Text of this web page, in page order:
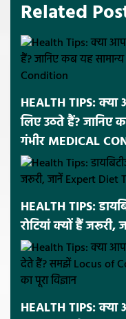
Related
HEALTH TIPS:
लिए उठते हैं? जानिए
गंभीर MEDICAL
HEALTH TIPS:
रोटियां क्यों हैं जरूरी,
HEALTH TIPS: